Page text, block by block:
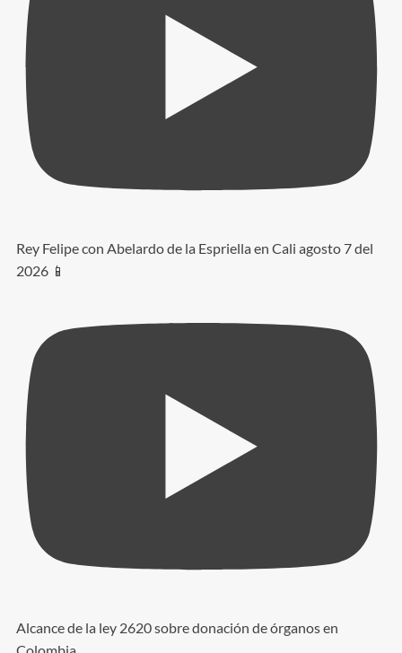
Rey Felipe con Abelardo de la Espriella en Cali agosto 7 del
2026 📱
Alcance de la ley 2620 sobre donación de órganos en